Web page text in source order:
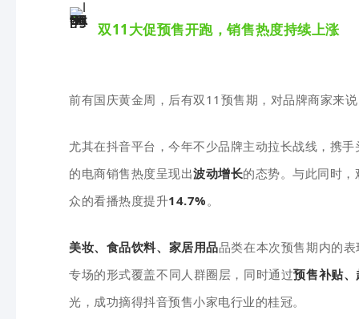
双11大促预售开跑，销售热度持续上涨
前有国庆黄金周，后有双11预售期，对品牌商家来
尤其在抖音平台，今年不少品牌主动拉长战线，携
的电商销售热度呈现出波动增长的态势。与此同时
众的看播热度提升14.7%。
美妆、食品饮料、家居用品品类在本次预售期内的
专场的形式覆盖不同人群圈层，同时通过预售补贴
光，成功摘得抖音预售小家电行业的桂冠。